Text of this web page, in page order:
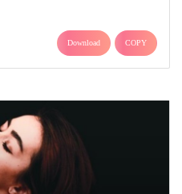
Download COPY